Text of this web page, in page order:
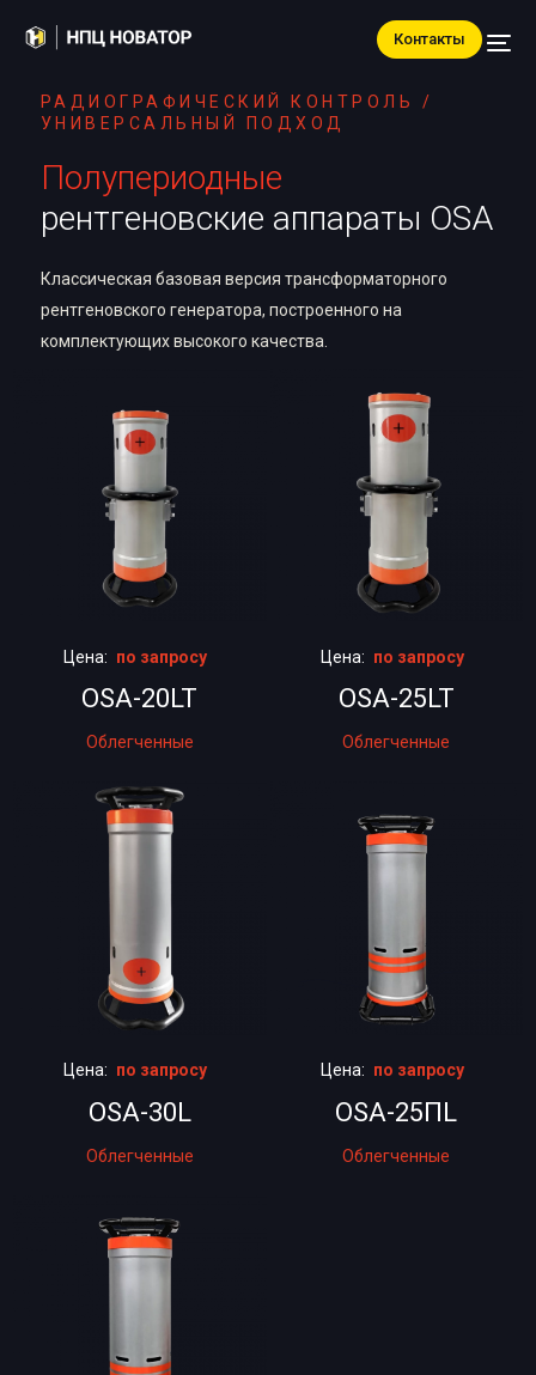
Контакты
РАДИОГРАФИЧЕСКИЙ КОНТРОЛЬ /
УНИВЕРСАЛЬНЫЙ ПОДХОД
Полупериодные
рентгеновские аппараты OSA
Классическая базовая версия трансформаторного
рентгеновского генератора, построенного на
комплектующих высокого качества.
Цена: по запросу
OSA-20LT
Облегченные
Цена: по запросу
OSA-25LT
Облегченные
Цена: по запросу
OSA-30L
Облегченные
Цена: по запросу
OSA-25ПL
Облегченные